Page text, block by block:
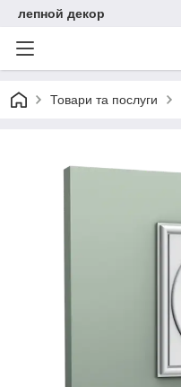
лепной декор
Товари та послуги